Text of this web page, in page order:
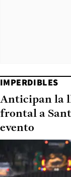
IMPERDIBLES
Anticipan la
frontal a
evento